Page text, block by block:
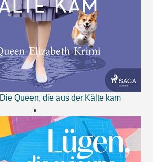
Die Queen, die aus der Kälte kam